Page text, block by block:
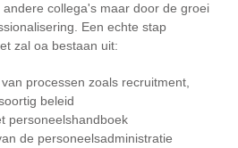
collega's maar door de groei
Een echte stap
zal oa bestaan uit:
processen zoals recruitment,
beleid
personeelshandboek
de personeelsadministratie